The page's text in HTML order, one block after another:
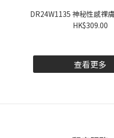
DR24W1135 神秘性感祼
HK$309.00
查看更多